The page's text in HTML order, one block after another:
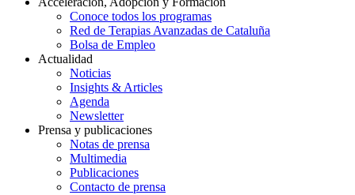
Conoce todos los programas
Red de Terapias Avanzadas de Cataluña
Bolsa de Empleo
Actualidad
Noticias
Insights & Articles
Agenda
Newsletter
Prensa y publicaciones
Notas de prensa
Multimedia
Publicaciones
Contacto de prensa